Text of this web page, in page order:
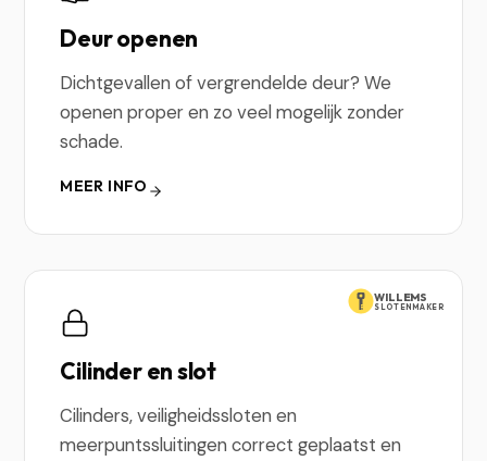
Deur openen
Dichtgevallen of vergrendelde deur? We
openen proper en zo veel mogelijk zonder
schade.
MEER INFO
WILLEMS
SLOTENMAKER
Cilinder en slot
Cilinders, veiligheidssloten en
meerpuntssluitingen correct geplaatst en